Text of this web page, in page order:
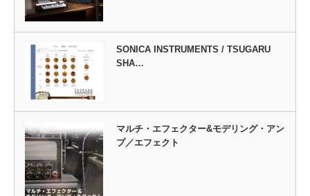
SONICA INSTRUMENTS / TSUGARU
SHA…
マルチ・エフェクター&モデリング・アン
プ／エフェクト